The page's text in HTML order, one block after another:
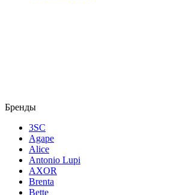
Бренды
3SC
Agape
Alice
Antonio Lupi
AXOR
Brenta
Bette